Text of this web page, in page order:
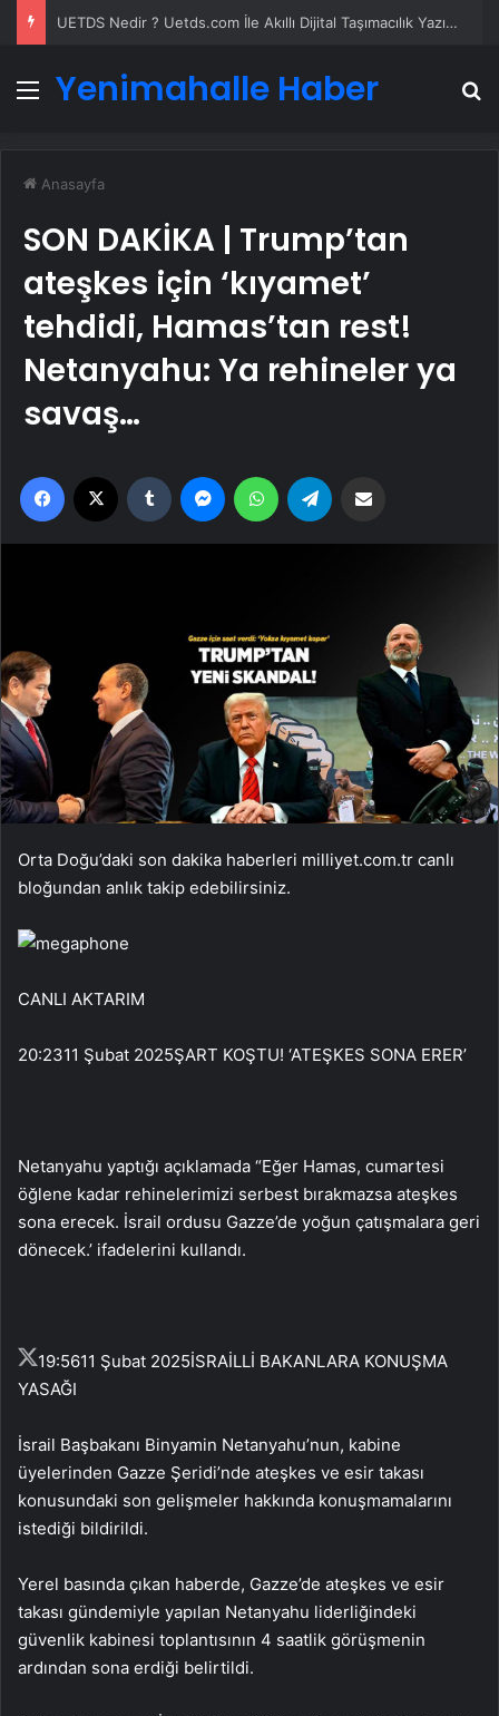
UETDS Nedir ? Uetds.com İle Akıllı Dijital Taşımacılık Yazılımı
Menü
Yenimahalle Haber
Anasayfa
SON DAKİKA | Trump’tan
ateşkes için ‘kıyamet’
tehdidi, Hamas’tan rest!
Netanyahu: Ya rehineler ya
savaş…
Facebook Tumblr MessengerWhatsApp
Orta Doğu’daki son dakika haberleri milliyet.com.tr canlı
bloğundan anlık takip edebilirsiniz.
CANLI AKTARIM
20:2311 Şubat 2025ŞART KOŞTU! ‘ATEŞKES SONA ERER’
Netanyahu yaptığı açıklamada “Eğer Hamas, cumartesi
öğlene kadar rehinelerimizi serbest bırakmazsa ateşkes
sona erecek. İsrail ordusu Gazze’de yoğun çatışmalara geri
dönecek.’ ifadelerini kullandı.
19:5611 Şubat 2025İSRAİLLİ BAKANLARA KONUŞMA
YASAĞI
İsrail Başbakanı Binyamin Netanyahu’nun, kabine
üyelerinden Gazze Şeridi’nde ateşkes ve esir takası
konusundaki son gelişmeler hakkında konuşmamalarını
istediği bildirildi.
Yerel basında çıkan haberde, Gazze’de ateşkes ve esir
takası gündemiyle yapılan Netanyahu liderliğindeki
güvenlik kabinesi toplantısının 4 saatlik görüşmenin
ardından sona erdiği belirtildi.